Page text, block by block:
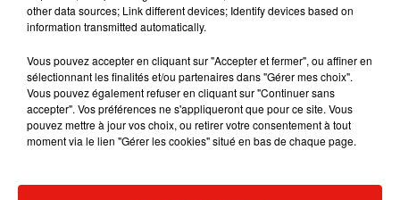
4 août 2026
Tiny Desk invite Charlie Puth pour une
live session solaire
other data sources; Link different devices; Identify devices based on
information transmitted automatically.
Vous pouvez accepter en cliquant sur "Accepter et fermer", ou affiner en
sélectionnant les finalités et/ou partenaires dans "Gérer mes choix".
Vous pouvez également refuser en cliquant sur "Continuer sans
accepter". Vos préférences ne s'appliqueront que pour ce site. Vous
pouvez mettre à jour vos choix, ou retirer votre consentement à tout
moment via le lien "Gérer les cookies" situé en bas de chaque page.